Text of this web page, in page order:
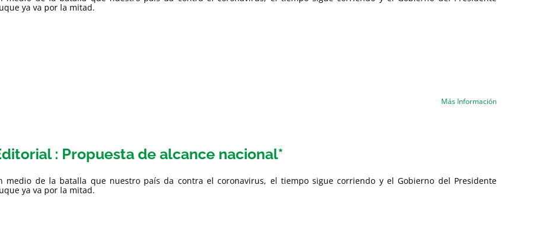
ya va por la mitad.
Más Información
: Propuesta de alcance nacional*
medio de la batalla que nuestro país da contra el coronavirus, el tiempo sigue corriendo y el Gobierno del Presidente
ya va por la mitad.